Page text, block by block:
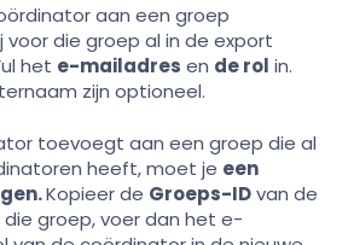
aan een groep
die groep al in de export
het e-mailadres en de rol in.
zijn optioneel.
toevoegt aan een groep die al
heeft, moet je een
Kopieer de Groeps-IDvan de
groep, voer dan het e-